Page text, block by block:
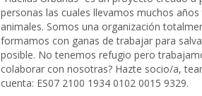
personas las cuales llevamos muchos
animales. Somos una organización
formamos con ganas de trabajar para
posible. No tenemos refugio pero
colaborar con nosotras? Hazte socio/a,
cuenta: ES07 2100 1934 0102 0015 9329.